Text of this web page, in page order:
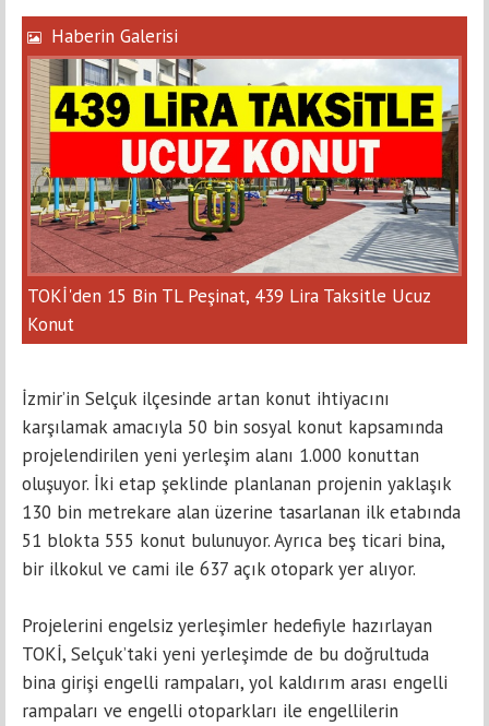
Haberin Galerisi
TOKİ'den 15 Bin TL Peşinat, 439 Lira Taksitle Ucuz
Konut
İzmir’in Selçuk ilçesinde artan konut ihtiyacını
karşılamak amacıyla 50 bin sosyal konut kapsamında
projelendirilen yeni yerleşim alanı 1.000 konuttan
oluşuyor. İki etap şeklinde planlanan projenin yaklaşık
130 bin metrekare alan üzerine tasarlanan ilk etabında
51 blokta 555 konut bulunuyor. Ayrıca beş ticari bina,
bir ilkokul ve cami ile 637 açık otopark yer alıyor.
Projelerini engelsiz yerleşimler hedefiyle hazırlayan
TOKİ, Selçuk’taki yeni yerleşimde de bu doğrultuda
bina girişi engelli rampaları, yol kaldırım arası engelli
rampaları ve engelli otoparkları ile engellilerin